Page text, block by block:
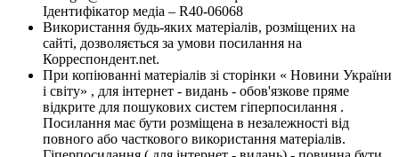
Ідентифікатор медіа – R40-06068
Використання будь-яких матеріалів, розміщених на
сайті, дозволяється за умови посилання на
Корреспондент.net.
При копіюванні матеріалів зі сторінки « Новини України
і світу» , для інтернет - видань - обов'язкове пряме
відкрите для пошукових систем гіперпосилання .
Посилання має бути розміщена в незалежності від
повного або часткового використання матеріалів.